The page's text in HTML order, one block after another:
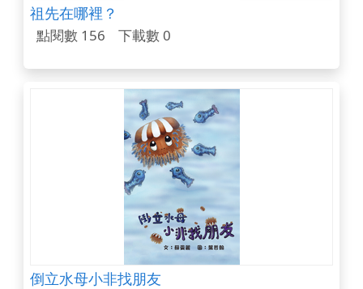
祖先在哪裡？
點閱數 156 下載數 0
倒立水母小非找朋友